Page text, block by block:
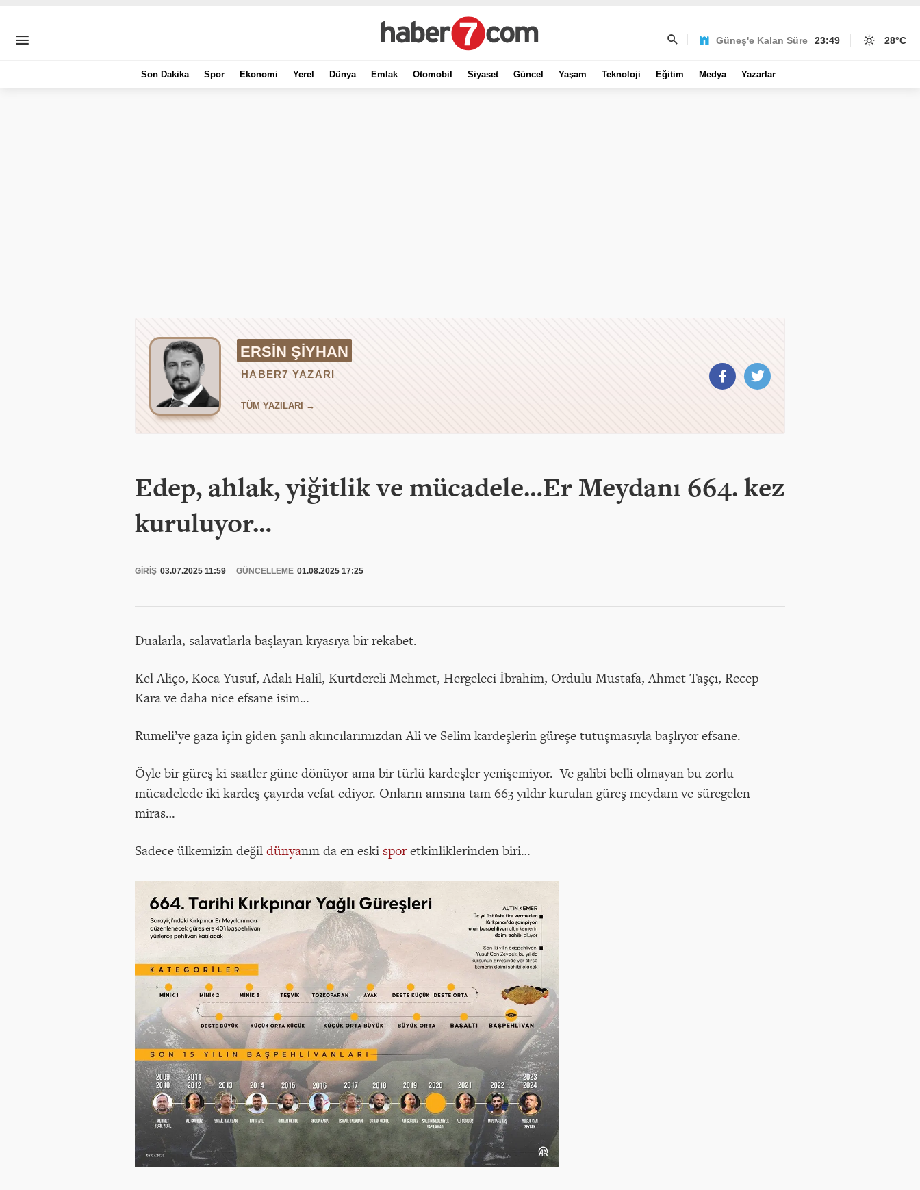
Güneş'e Kalan Süre 23:49 28°C
Son Dakika Spor Ekonomi Yerel Dünya Emlak Otomobil Siyaset Güncel Yaşam Teknoloji Eğitim Medya Yazarlar
ERSIN ŞIYHAN
HABER7 YAZARI
TÜM YAZILARI →
Edep, ahlak, yiğitlik ve mücadele…Er Meydanı 664. kez
kuruluyor…
GİRİŞ 03.07.2025 11:59 GÜNCELLEME 01.08.2025 17:25
Dualarla, salavatlarla başlayan kıyasıya bir rekabet.
Kel Aliço, Koca Yusuf, Adalı Halil, Kurtdereli Mehmet, Hergeleci İbrahim, Ordulu Mustafa, Ahmet Taşçı, Recep
Kara ve daha nice efsane isim…
Rumeli’ye gaza için giden şanlı akıncılarımızdan Ali ve Selim kardeşlerin güreşe tutuşmasıyla başlıyor efsane.
Öyle bir güreş ki saatler güne dönüyor ama bir türlü kardeşler yenişemiyor. Ve galibi belli olmayan bu zorlu
mücadelede iki kardeş çayırda vefat ediyor. Onların anısına tam 663 yıldır kurulan güreş meydanı ve süregelen
miras…
Sadece ülkemizin değildünyanın da en eski sporetkinliklerinden biri…